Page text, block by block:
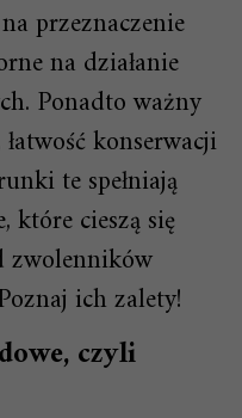
przeznaczenie
na działanie
Ponadto ważny
konserwacji
te spełniają
które cieszą się
zwolenników
ich zalety!
czyli